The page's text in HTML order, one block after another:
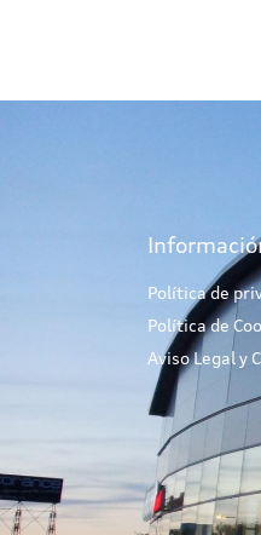
Política de
Política de
Aviso Legal y